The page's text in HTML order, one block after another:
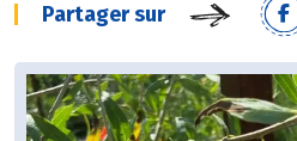
Partager sur